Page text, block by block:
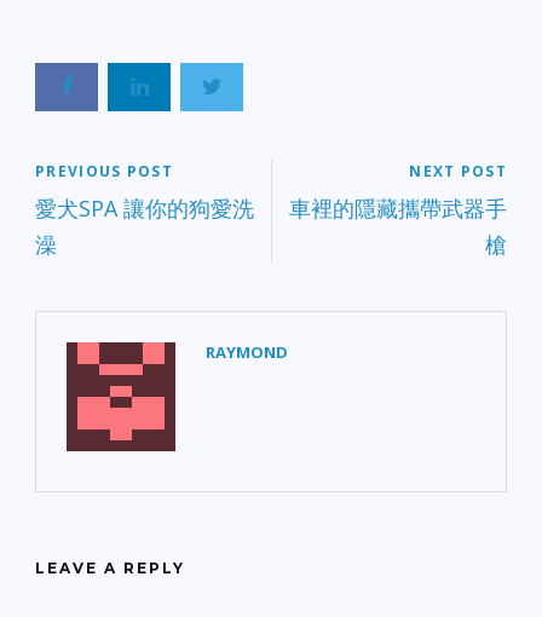
PREVIOUS POST
愛犬SPA 讓你的狗愛洗
澡
NEXT POST
車裡的隱藏攜帶武器手
槍
RAYMOND
LEAVE A REPLY